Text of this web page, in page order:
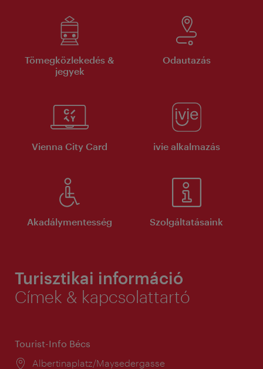
Tömegközlekedés &
jegyek
Odautazás
Vienna City Card ivie alkalmazás
Akadálymentesség Szolgáltatásaink
Turisztikai információ
Címek & kapcsolattartó
Tourist-Info Bécs
Helyszín:
Albertinaplatz/Maysedergasse